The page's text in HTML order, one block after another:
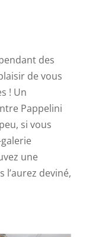
des
de vous
! Un
Pappelini
si vous
une
l’aurez deviné,